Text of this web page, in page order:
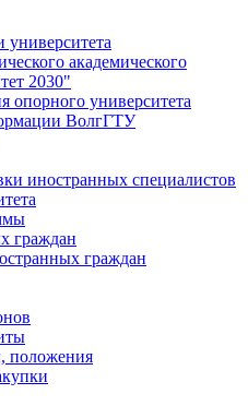
университета
академического
2030"
опорного университета
ВолгГТУ
иностранных специалистов
граждан
граждан
положения